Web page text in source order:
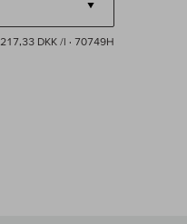
217,33 DKK /l · 70749H